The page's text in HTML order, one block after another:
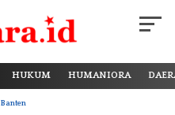
HUKUM HUMANIORA
Banten